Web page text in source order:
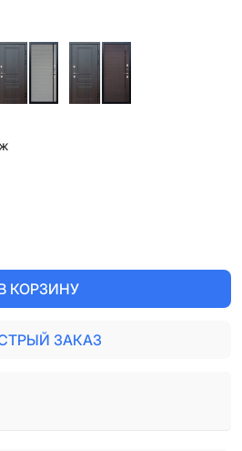
КОРЗИНУ
ЗАКАЗ